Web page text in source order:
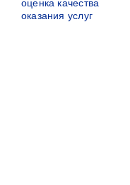
оценка качества
оказания услуг